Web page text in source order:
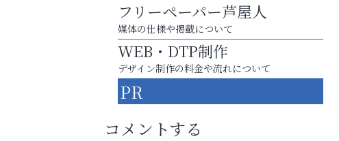
フリーペーパー芦屋人
媒体の仕様や掲載について
WEB・DTP制作
デザイン制作の料金や流れについて
PR
コメントする